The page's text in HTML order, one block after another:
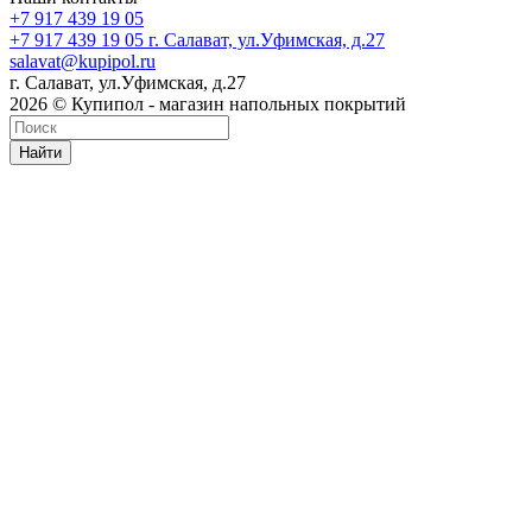
+7 917 439 19 05
+7 917 439 19 05 г. Салават, ул.Уфимская, д.27
salavat@kupipol.ru
г. Салават, ул.Уфимская, д.27
2026 © Купипол - магазин напольных покрытий
Найти